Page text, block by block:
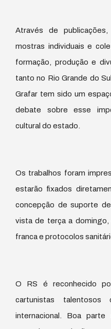
Através de publicações,
mostras individuais e
formação, produção e
tanto no Rio Grande do
Grafar tem sido um
debate sobre esse
cultural do estado.
Os trabalhos foram
estarão fixados
concepção de suporte
vista de terça a
franca e protocolos
O RS é reconhecido
cartunistas
internacional. Boa